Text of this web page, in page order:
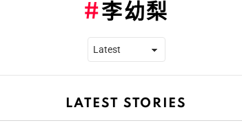
李幼梨
LATEST STORIES